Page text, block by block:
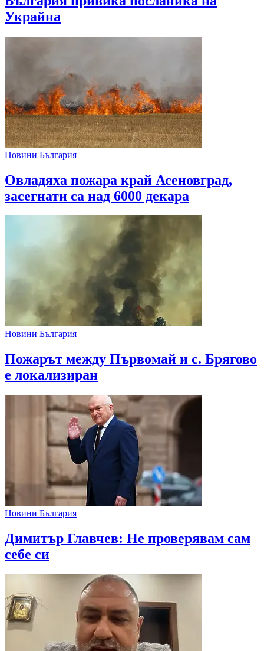
Украйна
Новини България
Овладяха пожара край Асеновград,
засегнати са над 6000 декара
Новини България
Пожарът между Първомай и с. Брягово
е локализиран
Новини България
Димитър Главчев: Не проверявам сам
себе си